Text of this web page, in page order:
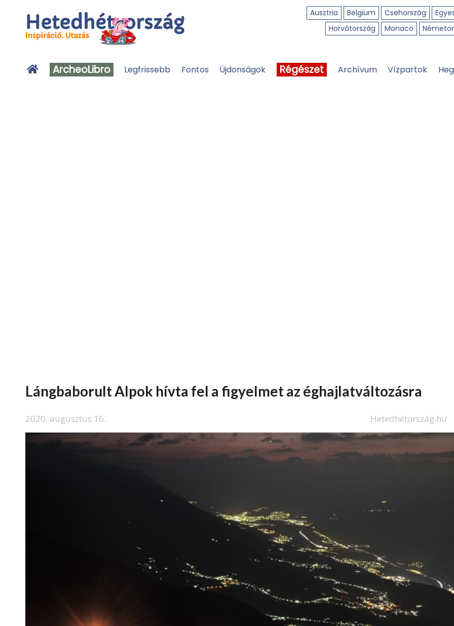
Ausztria Belgium Csehország
Horvátország
Monaco
ArcheoLibro Legfrissebb Fontos Újdonságok Régészet Archívum Vízpartok
Lángbaborult Alpok hívta fel a figyelmet az éghajlatváltozásra
2020. augusztus 16. Hetedhétország.hu